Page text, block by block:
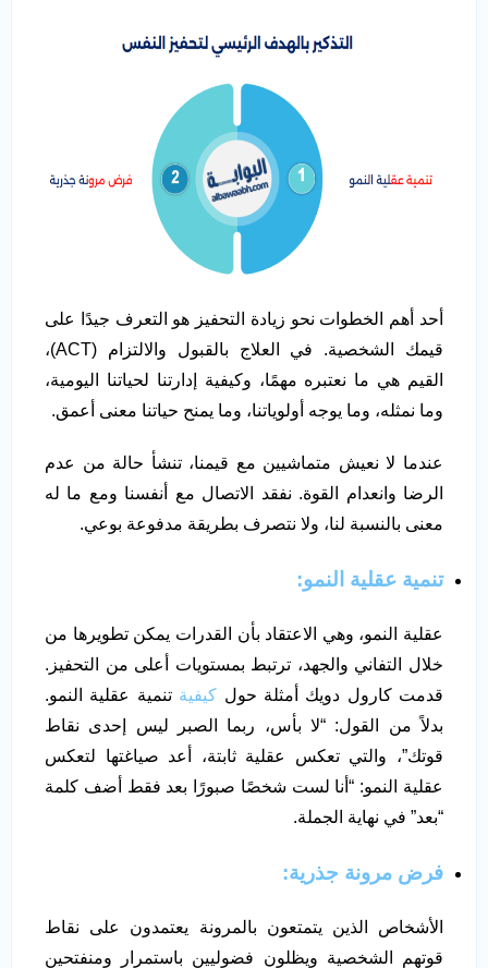
أحد أهم الخطوات نحو زيادة التحفيز هو التعرف جيدًا على
قيمك الشخصية. في العلاج بالقبول والالتزام (ACT)،
القيم هي ما نعتبره مهمًا، وكيفية إدارتنا لحياتنا اليومية،
وما نمثله، وما يوجه أولوياتنا، وما يمنح حياتنا معنى أعمق.
عندما لا نعيش متماشيين مع قيمنا، تنشأ حالة من عدم
الرضا وانعدام القوة. نفقد الاتصال مع أنفسنا ومع ما له
معنى بالنسبة لنا، ولا نتصرف بطريقة مدفوعة بوعي.
تنمية عقلية النمو:
عقلية النمو، وهي الاعتقاد بأن القدرات يمكن تطويرها من
خلال التفاني والجهد، ترتبط بمستويات أعلى من التحفيز.
قدمت كارول دويك أمثلة حول كيفية تنمية عقلية النمو.
بدلاً من القول: “لا بأس، ربما الصبر ليس إحدى نقاط
قوتك”، والتي تعكس عقلية ثابتة، أعد صياغتها لتعكس
عقلية النمو: “أنا لست شخصًا صبورًا بعد فقط أضف كلمة
“بعد” في نهاية الجملة.
فرض مرونة جذرية:
الأشخاص الذين يتمتعون بالمرونة يعتمدون على نقاط
قوتهم الشخصية ويظلون فضوليين باستمرار ومنفتحين